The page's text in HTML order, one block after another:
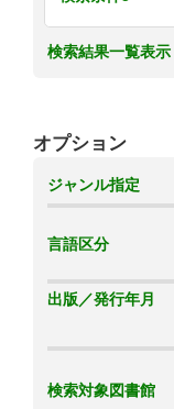
検索結果一覧表示
オプション
ジャンル指定
言語区分
出版／発行年月
検索対象図書館